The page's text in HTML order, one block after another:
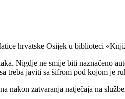
hrvatske Osijek u biblioteci
Nigdje ne smije biti naznačeno
treba javiti sa šifrom pod kojom je
nakon zatvaranja natječaja na